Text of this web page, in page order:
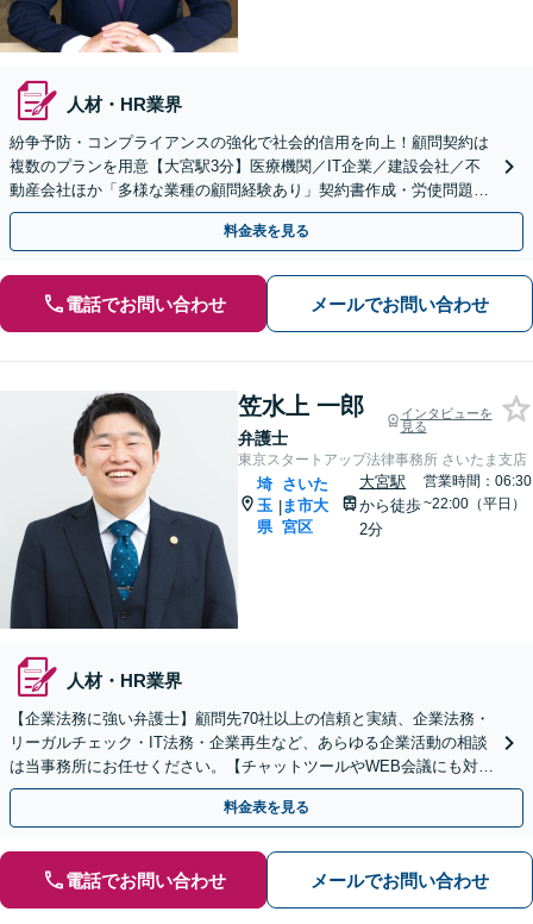
人材・HR業界
紛争予防・コンプライアンスの強化で社会的信用を向上！顧問契約は
複数のプランを用意【大宮駅3分】医療機関／IT企業／建設会社／不
動産会社ほか「多様な業種の顧問経験あり」契約書作成・労使問題・
クレーム対応など幅広く【休日・夜間面談可】
料金表を見る
電話でお問い合わせ メールでお問い合わせ
笠水上 一郎
弁護士
インタビューを
見る
東京スタートアップ法律事務所 さいたま支店
埼
玉
県
|
さいた
ま市大
宮区
大宮駅
から徒歩
2分
営業時間：06:30
~22:00（平日）
人材・HR業界
【企業法務に強い弁護士】顧問先70社以上の信頼と実績、企業法務・
リーガルチェック・IT法務・企業再生など、あらゆる企業活動の相談
は当事務所にお任せください。【チャットツールやWEB会議にも対
応】
料金表を見る
電話でお問い合わせ メールでお問い合わせ